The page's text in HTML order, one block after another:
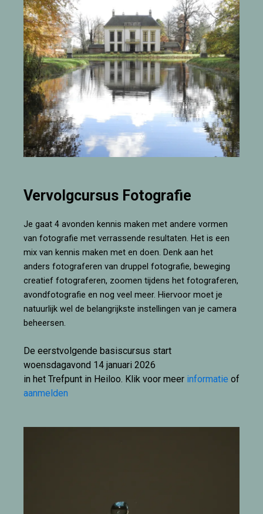
Vervolgcursus Fotografie
Je gaat 4 avonden kennis maken met andere vormen
van fotografie met verrassende resultaten. Het is een
mix van kennis maken met en doen. Denk aan het
anders fotograferen van druppel fotografie, beweging
creatief fotograferen, zoomen tijdens het fotograferen,
avondfotografie en nog veel meer. Hiervoor moet je
natuurlijk wel de belangrijkste instellingen van je camera
beheersen.
De eerstvolgende basiscursus start
woensdagavond 14 januari 2026
in het Trefpunt in Heiloo. Klik voor meer informatie of
aanmelden